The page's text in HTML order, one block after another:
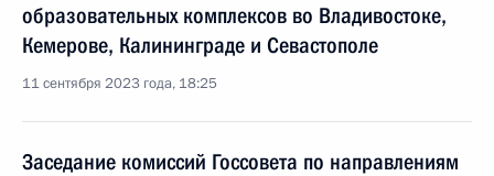
образовательных комплексов во Владивостоке,
Кемерове, Калининграде и Севастополе
11 сентября 2023 года, 18:25
Заседание комиссий Госсовета по направлениям